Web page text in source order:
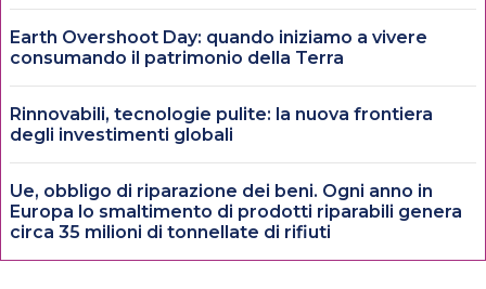
Earth Overshoot Day: quando iniziamo a vivere
consumando il patrimonio della Terra
Rinnovabili, tecnologie pulite: la nuova frontiera
degli investimenti globali
Ue, obbligo di riparazione dei beni. Ogni anno in
Europa lo smaltimento di prodotti riparabili genera
circa 35 milioni di tonnellate di rifiuti